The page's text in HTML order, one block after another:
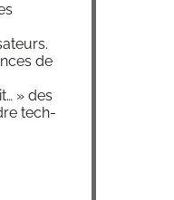
de
» des
tech­